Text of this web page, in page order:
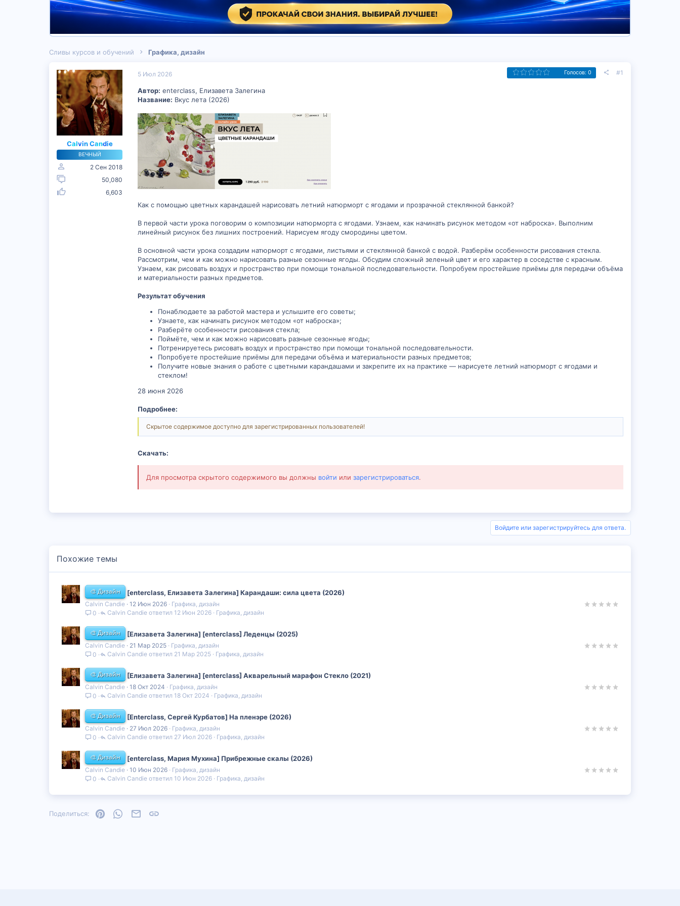
Сливы курсов и обучений Графика, дизайн
Calvin Candie
ВЕЧНЫЙ
2 Сен 2018
50,080
6,603
5 Июл 2026 Голосов: 0 #1
Автор: enterclass, Елизавета Залегина
Название: Вкус лета (2026)
Как с помощью цветных карандашей нарисовать летний натюрморт с ягодами и прозрачной стеклянной банкой?
В первой части урока поговорим о композиции натюрморта с ягодами. Узнаем, как начинать рисунок методом «от наброска». Выполним
линейный рисунок без лишних построений. Нарисуем ягоду смородины цветом.
В основной части урока создадим натюрморт с ягодами, листьями и стеклянной банкой с водой. Разберём особенности рисования стекла.
Рассмотрим, чем и как можно нарисовать разные сезонные ягоды. Обсудим сложный зеленый цвет и его характер в соседстве с красным.
Узнаем, как рисовать воздух и пространство при помощи тональной последовательности. Попробуем простейшие приёмы для передачи объёма
и материальности разных предметов.
Результат обучения
Понаблюдаете за работой мастера и услышите его советы;
Узнаете, как начинать рисунок методом «от наброска»;
Разберёте особенности рисования стекла;
Поймёте, чем и как можно нарисовать разные сезонные ягоды;
Потренируетесь рисовать воздух и пространство при помощи тональной последовательности.
Попробуете простейшие приёмы для передачи объёма и материальности разных предметов;
Получите новые знания о работе с цветными карандашами и закрепите их на практике — нарисуете летний натюрморт с ягодами и
стеклом!
28 июня 2026
Подробнее:
Скрытое содержимое доступно для зарегистрированных пользователей!
Скачать:
Для просмотра скрытого содержимого вы должны войти или зарегистрироваться.
Войдите или зарегистрируйтесь для ответа.
Похожие темы
🎨 Дизайн [enterclass, Елизавета Залегина] Карандаши: сила цвета (2026)
Calvin Candie 12 Июн 2026
Графика, дизайн
0
Графика, дизайн
12 Июн 2026
Calvin Candie
🎨 Дизайн [Елизавета Залегина] [enterclass] Леденцы (2025)
Calvin Candie 21 Мар 2025
Графика, дизайн
0
Графика, дизайн
21 Мар 2025
Calvin Candie
🎨 Дизайн [Елизавета Залегина] [enterclass] Акварельный марафон Стекло (2021)
Calvin Candie 18 Окт 2024
Графика, дизайн
0
Графика, дизайн
18 Окт 2024
Calvin Candie
🎨 Дизайн [Enterclass, Сергей Курбатов] На пленэре (2026)
Calvin Candie 27 Июл 2026
Графика, дизайн
0
Графика, дизайн
27 Июл 2026
Calvin Candie
🎨 Дизайн [enterclass, Мария Мухина] Прибрежные скалы (2026)
Calvin Candie 10 Июн 2026
Графика, дизайн
0
Графика, дизайн
10 Июн 2026
Calvin Candie
Поделиться: PinterestWhatsAppЭлектронная почта